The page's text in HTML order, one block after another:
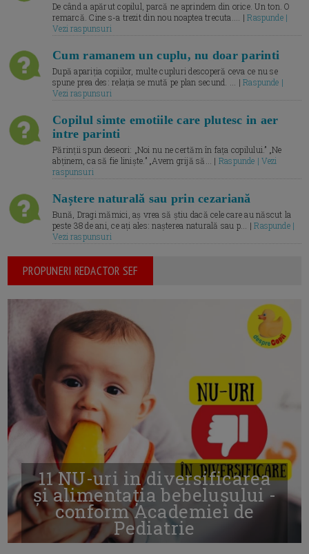
De când a apărut copilul, parcă ne aprindem din orice. Un ton. O
remarcă. Cine s-a trezit din nou noaptea trecuta.... |Raspunde |
Vezi raspunsuri
Cum ramanem un cuplu, nu doar parinti
După apariția copiilor, multe cupluri descoperă ceva ce nu se
spune prea des: relația se mută pe plan secund. ... |Raspunde |
Vezi raspunsuri
Copilul simte emotiile care plutesc in aer
intre parinti
Părinții spun deseori: „Noi nu ne certăm în fața copilului.” „Ne
abținem, ca să fie liniște.” „Avem grijă să... | Raspunde | Vezi
raspunsuri
Naștere naturală sau prin cezariană
Bună, Dragi mămici, aș vrea să știu dacă cele care au născut la
peste 38 de ani, ce ați ales: nașterea naturală sau p... |Raspunde |
Vezi raspunsuri
PROPUNERI REDACTOR SEF
11 NU-uri in diversificarea
și alimentația bebelușului -
conform Academiei de
Pediatrie